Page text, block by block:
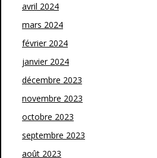
avril 2024
mars 2024
février 2024
janvier 2024
décembre 2023
novembre 2023
octobre 2023
septembre 2023
août 2023